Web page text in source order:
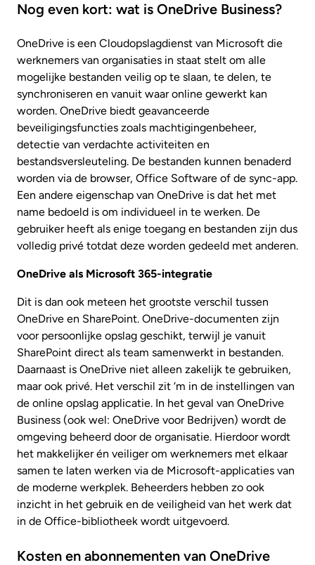
Nog even kort: wat is OneDrive Business?
OneDrive is een Cloudopslagdienst van Microsoft die
werknemers van organisaties in staat stelt om alle
mogelijke bestanden veilig op te slaan, te delen, te
synchroniseren en vanuit waar online gewerkt kan
worden. OneDrive biedt geavanceerde
beveiligingsfuncties zoals machtigingenbeheer,
detectie van verdachte activiteiten en
bestandsversleuteling. De bestanden kunnen benaderd
worden via de browser, Office Software of de sync-app.
Een andere eigenschap van OneDrive is dat het met
name bedoeld is om individueel in te werken. De
gebruiker heeft als enige toegang en bestanden zijn dus
volledig privé totdat deze worden gedeeld met anderen.
OneDrive als Microsoft 365-integratie
Dit is dan ook meteen het grootste verschil tussen
OneDrive en SharePoint. OneDrive-documenten zijn
voor persoonlijke opslag geschikt, terwijl je vanuit
SharePoint direct als team samenwerkt in bestanden.
Daarnaast is OneDrive niet alleen zakelijk te gebruiken,
maar ook privé. Het verschil zit ‘m in de instellingen van
de online opslag applicatie. In het geval van OneDrive
Business (ook wel: OneDrive voor Bedrijven) wordt de
omgeving beheerd door de organisatie. Hierdoor wordt
het makkelijker én veiliger om werknemers met elkaar
samen te laten werken via de Microsoft-applicaties van
de moderne werkplek. Beheerders hebben zo ook
inzicht in het gebruik en de veiligheid van het werk dat
in de Office-bibliotheek wordt uitgevoerd.
Kosten en abonnementen van OneDrive